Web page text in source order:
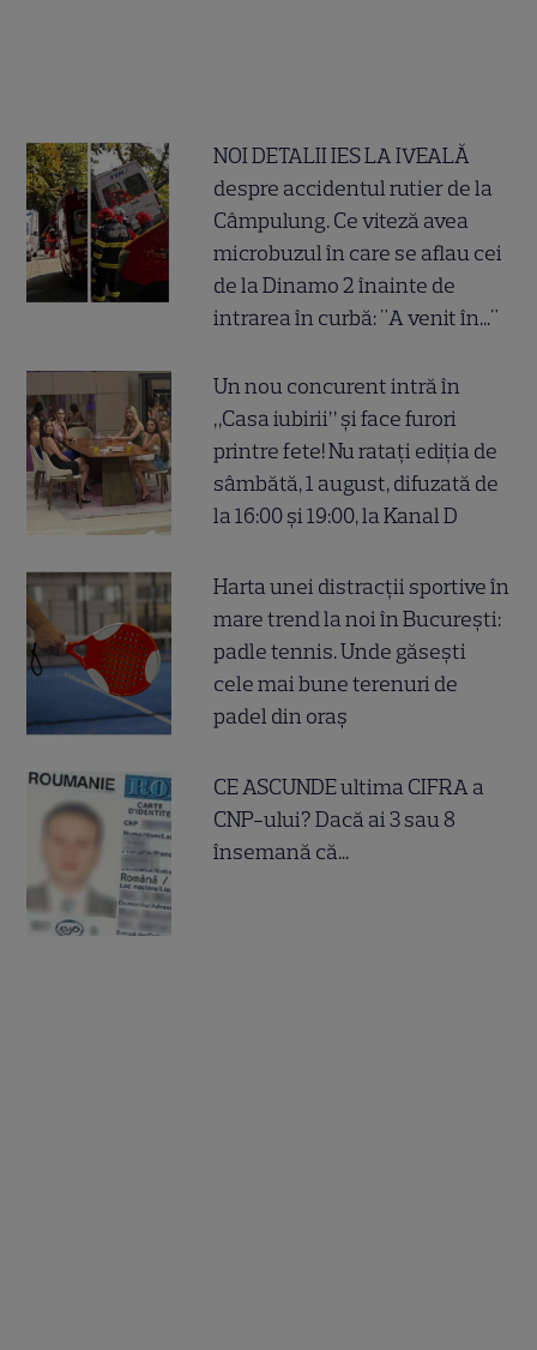
NOI DETALII IES LA IVEALĂ
despre accidentul rutier de la
Câmpulung. Ce viteză avea
microbuzul în care se aflau cei
de la Dinamo 2 înainte de
intrarea în curbă: "A venit în..."
Un nou concurent intră în
„Casa iubirii” și face furori
printre fete! Nu ratați ediția de
sâmbătă, 1 august, difuzată de
la 16:00 și 19:00, la Kanal D
Harta unei distracții sportive în
mare trend la noi în București:
padle tennis. Unde găsești
cele mai bune terenuri de
padel din oraș
CE ASCUNDE ultima CIFRA a
CNP-ului? Dacă ai 3 sau 8
însemană că...